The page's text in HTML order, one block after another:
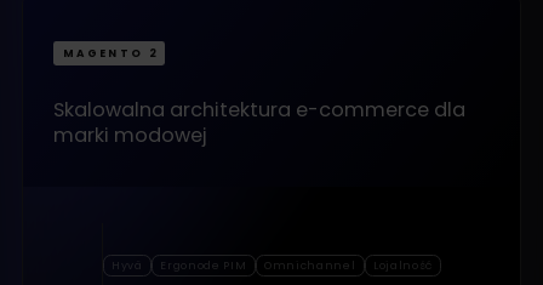
MAGENTO 2
Skalowalna architektura e-commerce dla
marki modowej
Hyvä Ergonode PIM Omnichannel Lojalność